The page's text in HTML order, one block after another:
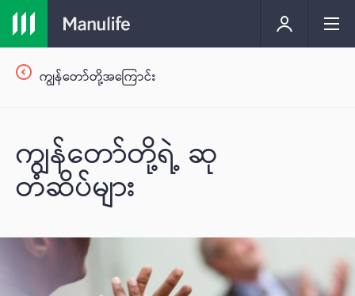
ကျွန်တော်တို့အကြောင်း
ကျွန်တော်တို့ရဲ့ ဆု
တံဆိပ်များ